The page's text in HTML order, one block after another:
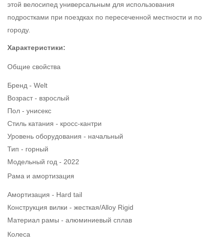
этой велосипед универсальным для использования
подростками при поездках по пересеченной местности и по
городу.
Характеристики:
Общие свойства
Бренд - Welt
Возраст - взрослый
Пол - унисекс
Стиль катания - кросс-кантри
Уровень оборудования - начальный
Тип - горный
Модельный год - 2022
Рама и амортизация
Амортизация - Hard tail
Конструкция вилки - жесткая/Alloy Rigid
Материал рамы - алюминиевый сплав
Колеса